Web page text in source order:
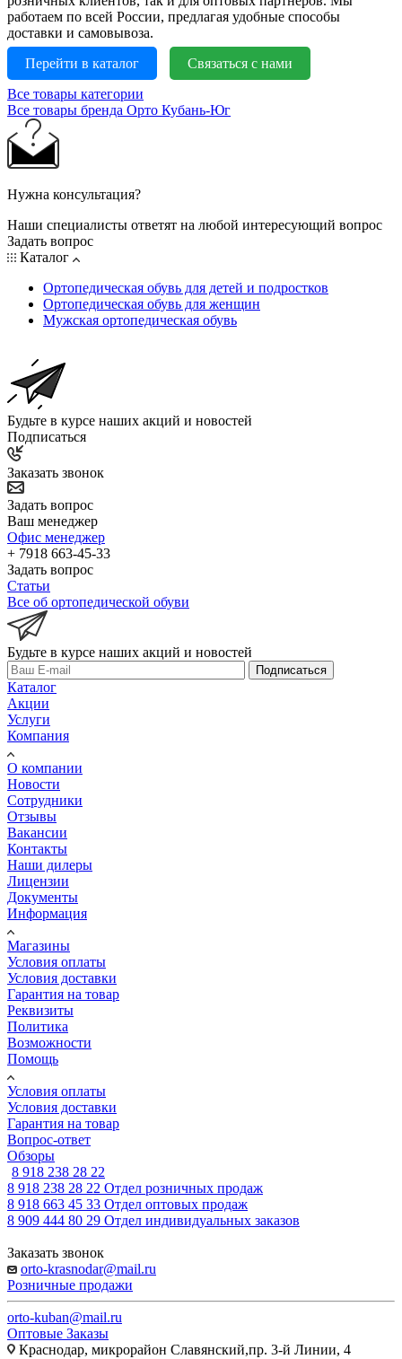
работаем по всей России, предлагая удобные способы
доставки и самовывоза.
Перейти в каталог
Связаться с нами
Все товары категории
Все товары бренда Орто Кубань-Юг
Нужна консультация?
Наши специалисты ответят на любой интересующий вопрос
Задать вопрос
Каталог
Ортопедическая обувь для детей и подростков
Ортопедическая обувь для женщин
Мужская ортопедическая обувь
Будьте в курсе наших акций и новостей
Подписаться
Заказать звонок
Задать вопрос
Ваш менеджер
Офис менеджер
+ 7918 663-45-33
Задать вопрос
Статьи
Все об ортопедической обуви
Будьте в курсе наших акций и новостей
Подписаться
Каталог
Акции
Услуги
Компания
О компании
Новости
Сотрудники
Отзывы
Вакансии
Контакты
Наши дилеры
Лицензии
Документы
Информация
Магазины
Условия оплаты
Условия доставки
Гарантия на товар
Реквизиты
Политика
Возможности
Помощь
Условия оплаты
Условия доставки
Гарантия на товар
Вопрос-ответ
Обзоры
8 918 238 28 22
8 918 238 28 22 Отдел розничных продаж
8 918 663 45 33 Отдел оптовых продаж
8 909 444 80 29 Отдел индивидуальных заказов
Заказать звонок
orto-krasnodar@mail.ru
Розничные продажи
orto-kuban@mail.ru
Оптовые Заказы
Краснодар, микрорайон Славянский,пр. 3-й Линии, 4